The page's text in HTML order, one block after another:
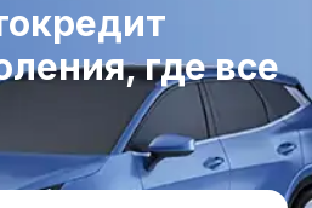
где все